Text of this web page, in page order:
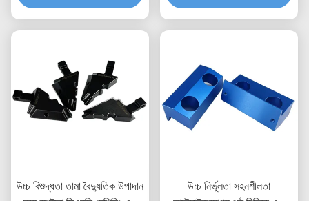
উচ্চ বিশুদ্ধতা তামা বৈদ্যুতিক উপাদান
উচ্চ নির্ভুলতা সহনশীলতা